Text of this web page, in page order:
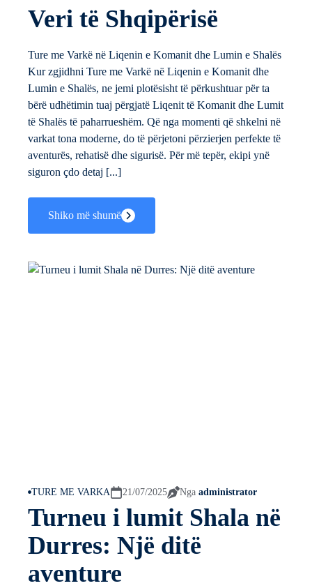
Veri të Shqipërisë
Ture me Varkë në Liqenin e Komanit dhe Lumin e Shalës
Kur zgjidhni Ture me Varkë në Liqenin e Komanit dhe
Lumin e Shalës, ne jemi plotësisht të përkushtuar për ta
bërë udhëtimin tuaj përgjatë Liqenit të Komanit dhe Lumit
të Shalës të paharrueshëm. Që nga momenti që shkelni në
varkat tona moderne, do të përjetoni përzierjen perfekte të
aventurës, rehatisë dhe sigurisë. Për më tepër, ekipi ynë
siguron çdo detaj [...]
Shiko më shumë
TURE ME VARKA 21/07/2025 Nga administrator
Turneu i lumit Shala në
Durres: Një ditë
aventure